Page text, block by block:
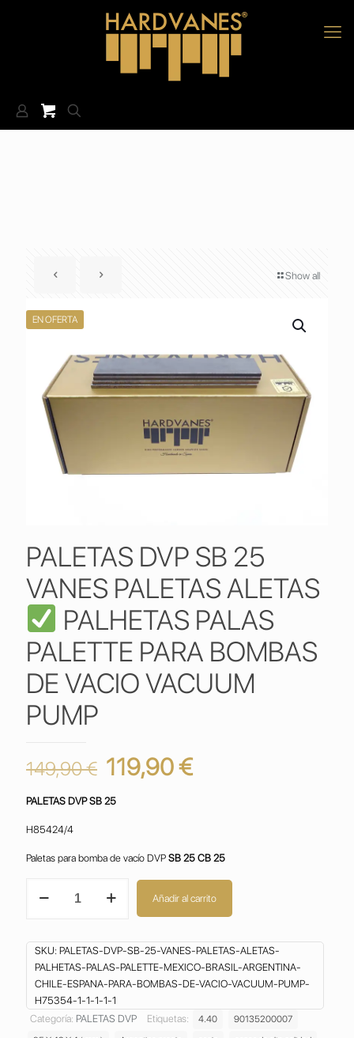
Show all
EN OFERTA
PALETAS DVP SB 25
VANES PALETAS ALETAS
PALHETAS PALAS
PALETTE PARA BOMBAS
DE VACIO VACUUM
PUMP
149,90€ El
precio
original
149,90 €.
119,90€El
119,90 €.
PALETAS DVP SB 25
H85424/4
Paletas para bomba de vacío DVP SB 25 CB 25
DVP
VANES
PALETAS ALETAS
PALHETAS
PALAS
PALETTE
Añadir al carrito
SKU: PALETAS-DVP-SB-25-VANES-PALETAS-ALETAS-
PALHETAS-PALAS-PALETTE-MEXICO-BRASIL-ARGENTINA-
CHILE-ESPANA-PARA-BOMBAS-DE-VACIO-VACUUM-PUMP-
H75354-1-1-1-1-1
Categoría: PALETAS DVP Etiquetas: 4.40
90135200007